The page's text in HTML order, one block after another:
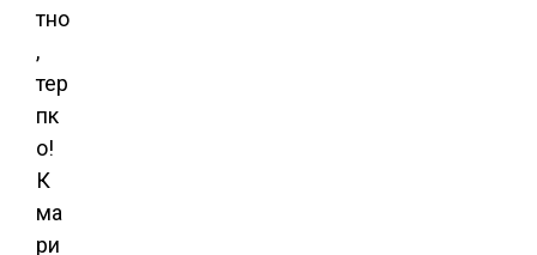
тно
,
тер
пк
о!
К
ма
ри